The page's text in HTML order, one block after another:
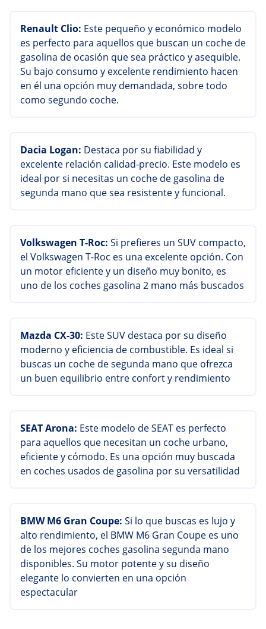
Renault Clio: Este pequeño y económico modelo
es perfecto para aquellos que buscan un coche de
gasolina de ocasión que sea práctico y asequible.
Su bajo consumo y excelente rendimiento hacen
en él una opción muy demandada, sobre todo
como segundo coche.
Dacia Logan: Destaca por su fiabilidad y
excelente relación calidad-precio. Este modelo es
ideal por si necesitas un coche de gasolina de
segunda mano que sea resistente y funcional.
Volkswagen T-Roc: Si prefieres un SUV compacto,
el Volkswagen T-Roc es una excelente opción. Con
un motor eficiente y un diseño muy bonito, es
uno de los coches gasolina 2 mano más buscados
Mazda CX-30: Este SUV destaca por su diseño
moderno y eficiencia de combustible. Es ideal si
buscas un coche de segunda mano que ofrezca
un buen equilibrio entre confort y rendimiento
SEAT Arona: Este modelo de SEAT es perfecto
para aquellos que necesitan un coche urbano,
eficiente y cómodo. Es una opción muy buscada
en coches usados de gasolina por su versatilidad
BMW M6 Gran Coupe: Si lo que buscas es lujo y
alto rendimiento, el BMW M6 Gran Coupe es uno
de los mejores coches gasolina segunda mano
disponibles. Su motor potente y su diseño
elegante lo convierten en una opción
espectacular